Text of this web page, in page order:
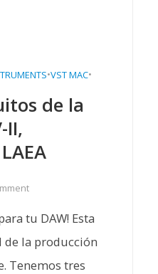
•VST MAC•
de la
II,
tu DAW! Esta
de la producción
Tenemos tres